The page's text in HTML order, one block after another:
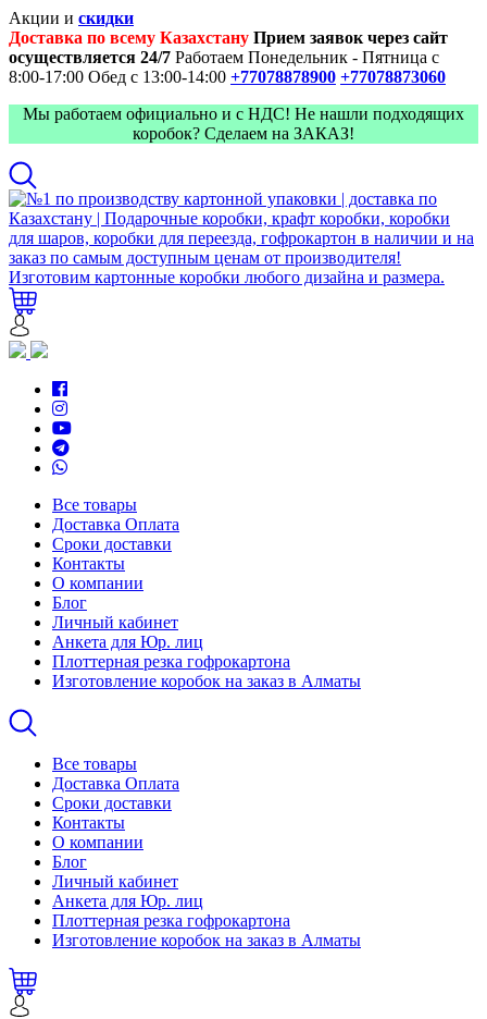
Акции и скидки
Доставка по всему Казахстану Прием заявок через сайт
осуществляется 24/7 Работаем Понедельник - Пятница с
8:00-17:00 Обед с 13:00-14:00 +77078878900 +77078873060
Мы работаем официально и с НДС! Не нашли подходящих
коробок? Сделаем на ЗАКАЗ!
Все товары
Доставка Оплата
Сроки доставки
Контакты
О компании
Блог
Личный кабинет
Анкета для Юр. лиц
Плоттерная резка гофрокартона
Изготовление коробок на заказ в Алматы
Все товары
Доставка Оплата
Сроки доставки
Контакты
О компании
Блог
Личный кабинет
Анкета для Юр. лиц
Плоттерная резка гофрокартона
Изготовление коробок на заказ в Алматы